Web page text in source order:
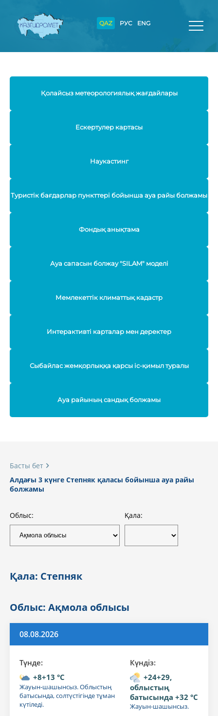
QAZ РУС ENG
Қолайсыз метеорологиялық жағдайлары
Ескертулер картасы
Наукастинг
Туристік бағдарлар пункттері бойынша ауа райы болжамы
Фондық анықтама
Ауа сапасын болжау "SILAM" моделі
Мемлекеттік климаттық кадастр
Интерактивті карталар мен деректер
Сыбайлас жемқорлыққа қарсы іс-қимыл туралы
Ауа райының сандық болжамы
Басты бет
Алдағы 3 күнге Степняк қаласы бойынша ауа райы
болжамы
Облыс: Қала:
Қала: Степняк
Облыс: Ақмола облысы
08.08.2026
Түнде:
+8+13 °C
Жауын-шашынсыз. Облыстың
батысында, солтүстігінде тұман
күтіледі.
Күндiз:
+24+29,
облыстың
батысында +32 °C
Жауын-шашынсыз.